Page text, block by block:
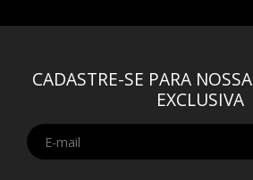
CADASTRE-SE PARA NOSSA
EXCLUSIVA